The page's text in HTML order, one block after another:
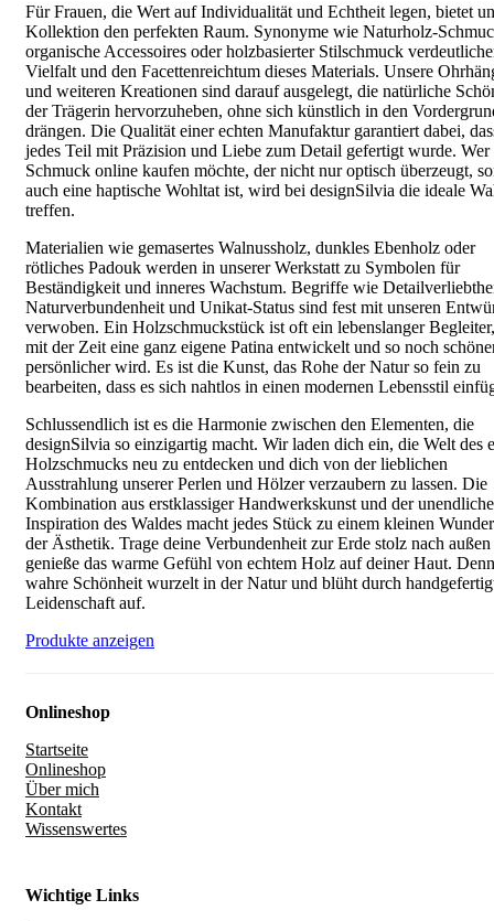
Für Frauen, die Wert auf Individualität und Echtheit legen, bietet
Kollektion den perfekten Raum. Synonyme wie Naturholz-
organische Accessoires oder holzbasierter Stilschmuck
Vielfalt und den Facettenreichtum dieses Materials. Unsere
und weiteren Kreationen sind darauf ausgelegt, die natürliche
der Trägerin hervorzuheben, ohne sich künstlich in den
drängen. Die Qualität einer echten Manufaktur garantiert dabei,
jedes Teil mit Präzision und Liebe zum Detail gefertigt wurde. Wer
Schmuck online kaufen möchte, der nicht nur optisch überzeugt,
auch eine haptische Wohltat ist, wird bei designSilvia die ideale
treffen.
Materialien wie gemasertes Walnussholz, dunkles Ebenholz oder
rötliches Padouk werden in unserer Werkstatt zu Symbolen für
Beständigkeit und inneres Wachstum. Begriffe wie
Naturverbundenheit und Unikat-Status sind fest mit unseren
verwoben. Ein Holzschmuckstück ist oft ein lebenslanger
mit der Zeit eine ganz eigene Patina entwickelt und so noch
persönlicher wird. Es ist die Kunst, das Rohe der Natur so fein zu
bearbeiten, dass es sich nahtlos in einen modernen Lebensstil
Schlussendlich ist es die Harmonie zwischen den Elementen, die
designSilvia so einzigartig macht. Wir laden dich ein, die Welt des
Holzschmucks neu zu entdecken und dich von der lieblichen
Ausstrahlung unserer Perlen und Hölzer verzaubern zu lassen. Die
Kombination aus erstklassiger Handwerkskunst und der
Inspiration des Waldes macht jedes Stück zu einem kleinen
der Ästhetik. Trage deine Verbundenheit zur Erde stolz nach
genieße das warme Gefühl von echtem Holz auf deiner Haut. Denn
wahre Schönheit wurzelt in der Natur und blüht durch
Leidenschaft auf.
Produkte anzeigen
Onlineshop
Startseite
Onlineshop
Über mich
Kontakt
Wissenswertes
Wichtige Links